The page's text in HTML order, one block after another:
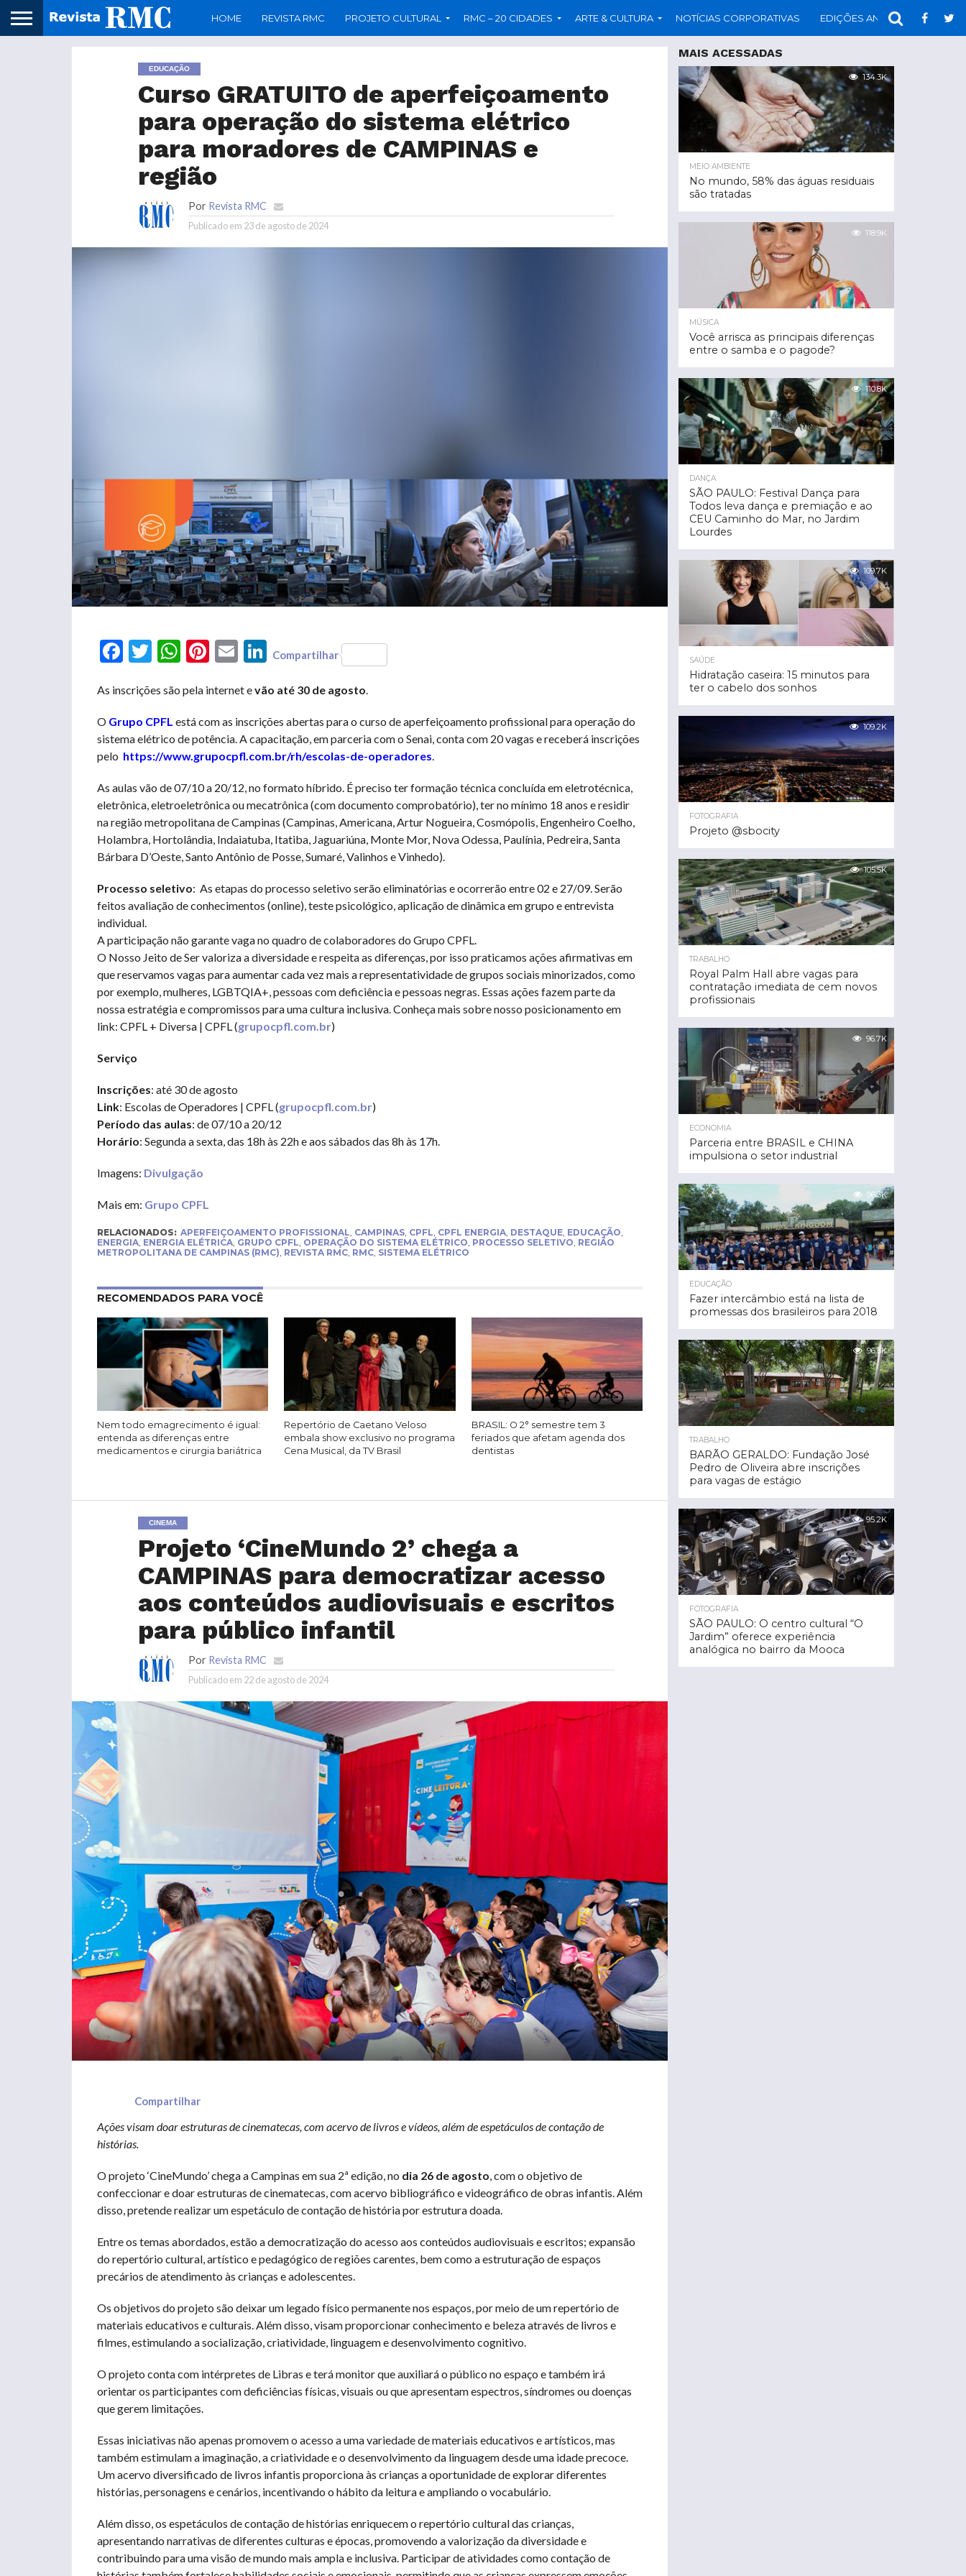
HOME REVISTA RMC PROJETO CULTURAL RMC – 20 CIDADES ARTE & CULTURA NOTÍCIAS CORPORATIVAS EDIÇÕES ANTERIORES
EDUCAÇÃO
Curso GRATUITO de aperfeiçoamento
para operação do sistema elétrico
para moradores de CAMPINAS e
região
Por Revista RMC
Publicado em 23 de agosto de 2024
FacebookTwitterWhatsAppPinterest
Email LinkedIn
Compartilhar
As inscrições são pela internet evão até 30 de agosto.
O Grupo CPFL está com as inscrições abertas para o curso de aperfeiçoamento profissional para operação do
sistema elétrico de potência. A capacitação, em parceria com o Senai, conta com 20 vagas e receberá inscrições
pelo https://www.grupocpfl.com.br/rh/escolas-de-operadores.
As aulas vão de 07/10 a 20/12, no formato híbrido. É preciso ter formação técnica concluída em eletrotécnica,
eletrônica, eletroeletrônica ou mecatrônica (com documento comprobatório), ter no mínimo 18 anos e residir
na região metropolitana de Campinas (Campinas, Americana, Artur Nogueira, Cosmópolis, Engenheiro Coelho,
Holambra, Hortolândia, Indaiatuba, Itatiba, Jaguariúna, Monte Mor, Nova Odessa, Paulínia, Pedreira, Santa
Bárbara D’Oeste, Santo Antônio de Posse, Sumaré, Valinhos e Vinhedo).
Processo seletivo: As etapas do processo seletivo serão eliminatórias e ocorrerão entre 02 e 27/09. Serão
feitos avaliação de conhecimentos (online), teste psicológico, aplicação de dinâmica em grupo e entrevista
individual.
A participação não garante vaga no quadro de colaboradores do Grupo CPFL.
O Nosso Jeito de Ser valoriza a diversidade e respeita as diferenças, por isso praticamos ações afirmativas em
que reservamos vagas para aumentar cada vez mais a representatividade de grupos sociais minorizados, como
por exemplo, mulheres, LGBTQIA+, pessoas com deficiência e pessoas negras. Essas ações fazem parte da
nossa estratégia e compromissos para uma cultura inclusiva. Conheça mais sobre nosso posicionamento em
link: CPFL + Diversa | CPFL (grupocpfl.com.br)
Serviço
Inscrições: até 30 de agosto
Link: Escolas de Operadores | CPFL (grupocpfl.com.br)
Período das aulas: de 07/10 a 20/12
Horário: Segunda a sexta, das 18h às 22h e aos sábados das 8h às 17h.
Imagens: Divulgação
Mais em: Grupo CPFL
RELACIONADOS: APERFEIÇOAMENTO PROFISSIONAL, CAMPINAS, CPFL, CPFL ENERGIA, DESTAQUE, EDUCAÇÃO,
ENERGIA, ENERGIA ELÉTRICA, GRUPO CPFL, OPERAÇÃO DO SISTEMA ELÉTRICO, PROCESSO SELETIVO, REGIÃO
METROPOLITANA DE CAMPINAS (RMC), REVISTA RMC, RMC, SISTEMA ELÉTRICO
RECOMENDADOS PARA VOCÊ
Nem todo emagrecimento é igual:
entenda as diferenças entre
medicamentos e cirurgia bariátrica
Repertório de Caetano Veloso
embala show exclusivo no programa
Cena Musical, da TV Brasil
BRASIL: O 2° semestre tem 3
feriados que afetam agenda dos
dentistas
CINEMA
Projeto ‘CineMundo 2’ chega a
CAMPINAS para democratizar acesso
aos conteúdos audiovisuais e escritos
para público infantil
Por Revista RMC
Publicado em 22 de agosto de 2024
Compartilhar
Ações visam doar estruturas de cinematecas, com acervo de livros e vídeos, além de espetáculos de contação de
histórias.
O projeto ‘CineMundo’ chega a Campinas em sua 2ª edição, no dia 26 de agosto, com o objetivo de
confeccionar e doar estruturas de cinematecas, com acervo bibliográfico e videográfico de obras infantis. Além
disso, pretende realizar um espetáculo de contação de história por estrutura doada.
Entre os temas abordados, estão a democratização do acesso aos conteúdos audiovisuais e escritos; expansão
do repertório cultural, artístico e pedagógico de regiões carentes, bem como a estruturação de espaços
precários de atendimento às crianças e adolescentes.
Os objetivos do projeto são deixar um legado físico permanente nos espaços, por meio de um repertório de
materiais educativos e culturais. Além disso, visam proporcionar conhecimento e beleza através de livros e
filmes, estimulando a socialização, criatividade, linguagem e desenvolvimento cognitivo.
O projeto conta com intérpretes de Libras e terá monitor que auxiliará o público no espaço e também irá
orientar os participantes com deficiências físicas, visuais ou que apresentam espectros, síndromes ou doenças
que gerem limitações.
Essas iniciativas não apenas promovem o acesso a uma variedade de materiais educativos e artísticos, mas
também estimulam a imaginação, a criatividade e o desenvolvimento da linguagem desde uma idade precoce.
Um acervo diversificado de livros infantis proporciona às crianças a oportunidade de explorar diferentes
histórias, personagens e cenários, incentivando o hábito da leitura e ampliando o vocabulário.
Além disso, os espetáculos de contação de histórias enriquecem o repertório cultural das crianças,
apresentando narrativas de diferentes culturas e épocas, promovendo a valorização da diversidade e
contribuindo para uma visão de mundo mais ampla e inclusiva. Participar de atividades como contação de
MAIS ACESSADAS
134.3K
MEIO AMBIENTE
No mundo, 58% das águas residuais
são tratadas
118.9K
MÚSICA
Você arrisca as principais diferenças
entre o samba e o pagode?
110.8K
DANÇA
SÃO PAULO: Festival Dança para
Todos leva dança e premiação e ao
CEU Caminho do Mar, no Jardim
Lourdes
109.7K
SAÚDE
Hidratação caseira: 15 minutos para
ter o cabelo dos sonhos
109.2K
FOTOGRAFIA
Projeto @sbocity
105.5K
TRABALHO
Royal Palm Hall abre vagas para
contratação imediata de cem novos
profissionais
96.7K
ECONOMIA
Parceria entre BRASIL e CHINA
impulsiona o setor industrial
96.3K
EDUCAÇÃO
Fazer intercâmbio está na lista de
promessas dos brasileiros para 2018
96.3K
TRABALHO
BARÃO GERALDO: Fundação José
Pedro de Oliveira abre inscrições
para vagas de estágio
95.2K
FOTOGRAFIA
SÃO PAULO: O centro cultural “O
Jardim” oferece experiência
analógica no bairro da Mooca